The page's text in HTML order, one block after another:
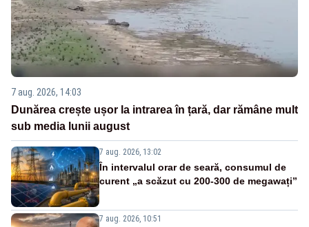
7 aug. 2026, 14:03
Dunărea crește ușor la intrarea în țară, dar rămâne mult
sub media lunii august
7 aug. 2026, 13:02
În intervalul orar de seară, consumul de
curent „a scăzut cu 200-300 de megawați”
7 aug. 2026, 10:51